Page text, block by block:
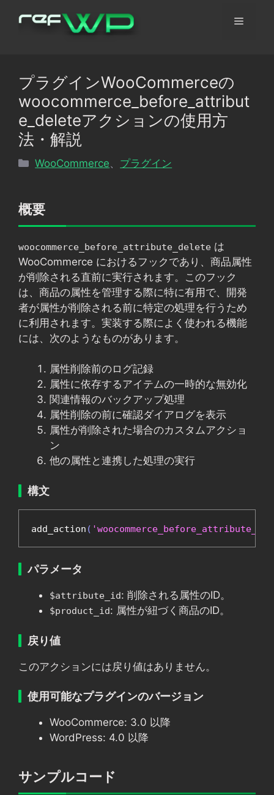
メ
ュ
プラグインWooCommerceの
woocommerce_before_attribut
e_deleteアクションの使用方
法・解説
カ
リ
WooCommerce プラグイン
概要
woocommerce_before_attribute_delete は
WooCommerce におけるフックであり、商品属性
が削除される直前に実行されます。このフック
は、商品の属性を管理する際に特に有用で、開発
者が属性が削除される前に特定の処理を行うため
に利用されます。実装する際によく使われる機能
には、次のようなものがあります。
属性削除前のログ記録
属性に依存するアイテムの一時的な無効化
関連情報のバックアップ処理
属性削除の前に確認ダイアログを表示
属性が削除された場合のカスタムアクショ
ン
他の属性と連携した処理の実行
構文
add_action (
パラメータ
$attribute_id: 削除される属性のID。
$product_id: 属性が紐づく商品のID。
戻り値
このアクションには戻り値はありません。
使用可能なプラグインのバージョン
WooCommerce: 3.0 以降
WordPress: 4.0 以降
サンプルコード